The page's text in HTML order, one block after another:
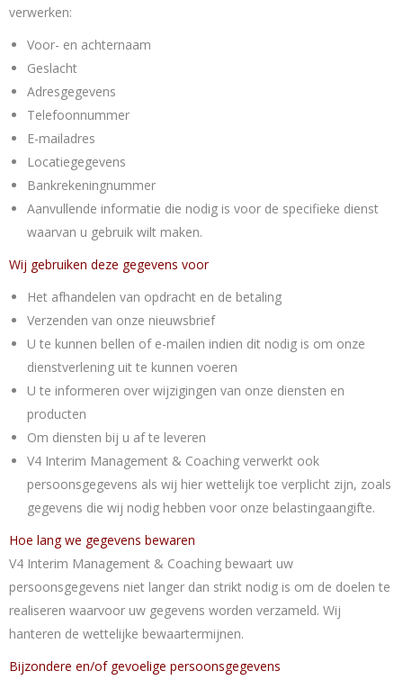
verwerken:
Voor- en achternaam
Geslacht
Adresgegevens
Telefoonnummer
E-mailadres
Locatiegegevens
Bankrekeningnummer
Aanvullende informatie die nodig is voor de specifieke dienst
waarvan u gebruik wilt maken.
Wij gebruiken deze gegevens voor
Het afhandelen van opdracht en de betaling
Verzenden van onze nieuwsbrief
U te kunnen bellen of e-mailen indien dit nodig is om onze
dienstverlening uit te kunnen voeren
U te informeren over wijzigingen van onze diensten en
producten
Om diensten bij u af te leveren
V4 Interim Management & Coaching verwerkt ook
persoonsgegevens als wij hier wettelijk toe verplicht zijn, zoals
gegevens die wij nodig hebben voor onze belastingaangifte.
Hoe lang we gegevens bewaren
V4 Interim Management & Coaching bewaart uw
persoonsgegevens niet langer dan strikt nodig is om de doelen te
realiseren waarvoor uw gegevens worden verzameld. Wij
hanteren de wettelijke bewaartermijnen.
Bijzondere en/of gevoelige persoonsgegevens